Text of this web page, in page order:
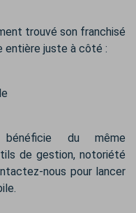
trouvé son franchisé
entière juste à côté :
du même
de gestion, notoriété
nous pour lancer